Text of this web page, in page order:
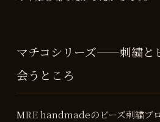
マチコシリーズ——刺繍と
会うところ
MRE handmadeのビーズ刺繍ブ